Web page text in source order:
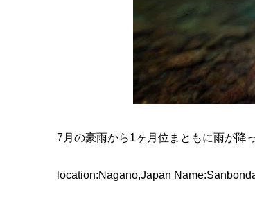
7月の豪雨から1ヶ月位まともに雨が降
location:Nagano,Japan